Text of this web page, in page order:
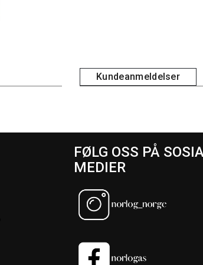
Kundeanmeldelser
FØLG OSS PÅ
MEDIER